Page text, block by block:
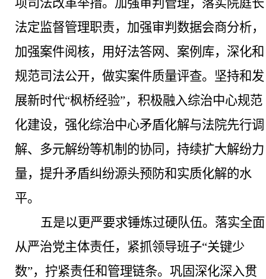
项司法改革举措。加强审判管理，落实院庭长
法定监督管理职责，加强审判数据会商分析，
加强案件阅核，用好法答网、案例库，深化和
规范司法公开，做实案件质量评查。坚持和发
展新时代“枫桥经验”，积极融入综治中心规范
化建设，强化综治中心矛盾化解与法院先行调
解、多元解纷等机制的协同，持续扩大解纷力
量，提升矛盾纠纷源头预防和实质化解的水
平。
五是以更严要求锤炼过硬队伍。 落实全面
从严治党主体责任，紧抓领导班子“关键少
数”，拧紧责任和管理链条。巩固深化深入贯